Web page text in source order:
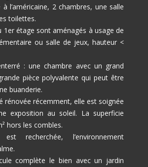
à l’américaine, 2 chambres, une salle
toilettes.
1er étage sont aménagés à usage de
ou salle de jeux, hauteur <
: une chambre avec un grand
pièce polyvalente qui peut être
buanderie.
rénovée récemment, elle est soignée
exposition au soleil. La superficie
hors les combles.
recherchée, l’environnement
complète le bien avec un jardin